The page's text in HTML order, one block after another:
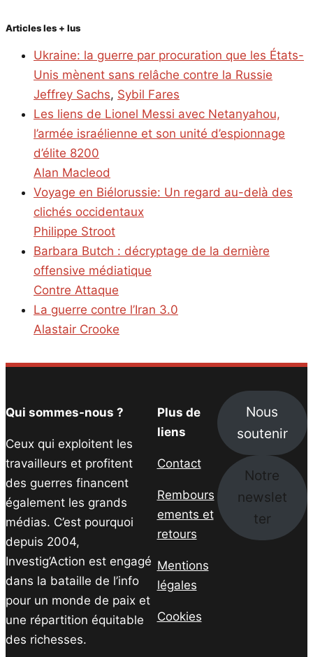
Articles les + lus
Ukraine: la guerre par procuration que les États-
Unis mènent sans relâche contre la Russie
Jeffrey Sachs, Sybil Fares
Les liens de Lionel Messi avec Netanyahou,
l’armée israélienne et son unité d’espionnage
d’élite 8200
Alan Macleod
Voyage en Biélorussie: Un regard au-delà des
clichés occidentaux
Philippe Stroot
Barbara Butch : décryptage de la dernière
offensive médiatique
Contre Attaque
La guerre contre l’Iran 3.0
Alastair Crooke
Qui sommes-nous ?
Ceux qui exploitent les
travailleurs et profitent
des guerres financent
également les grands
médias. C’est pourquoi
depuis 2004,
Investig’Action est engagé
dans la bataille de l’info
pour un monde de paix et
une répartition équitable
des richesses.
Plus de
liens
Contact
Rembours
ements et
retours
Mentions
légales
Cookies
Nous
soutenir
Notre
newslet
ter